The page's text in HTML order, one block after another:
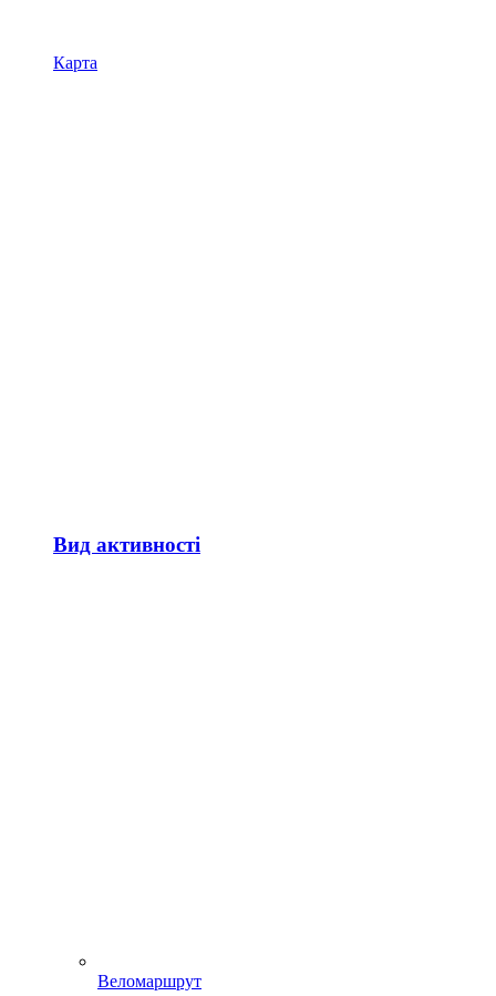
Карта
Вид активності
Веломаршрут